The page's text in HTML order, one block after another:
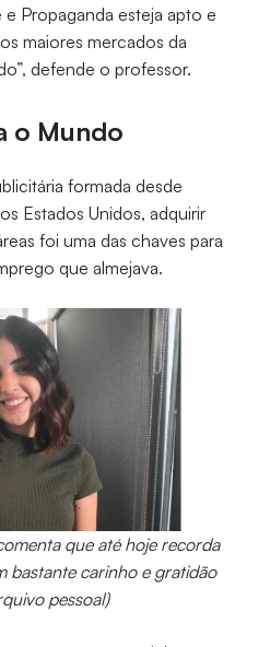
Propaganda esteja apto e
maiores mercados da
defende o professor.
o Mundo
formada desde
Estados Unidos, adquirir
foi uma das chaves para
que almejava.
que até hoje recorda
bastante carinho e gratidão
pessoal)